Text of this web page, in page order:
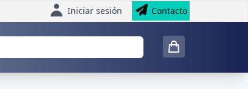
Iniciar sesión Contacto